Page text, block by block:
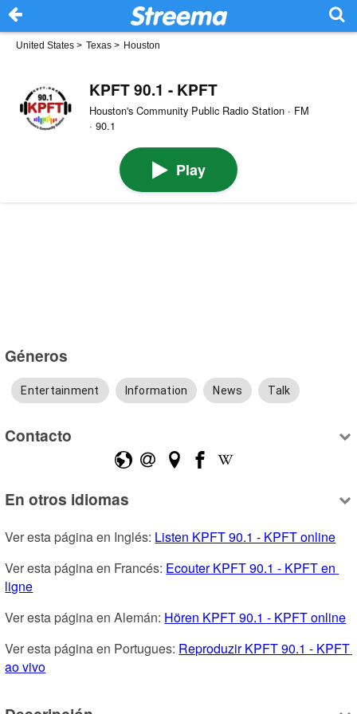
United States > Texas > Houston
KPFT 90.1 - KPFT
Houston's Community Public Radio Station · FM
· 90.1
Play
Géneros
Entertainment Information News Talk
Contacto
En otros idiomas
Ver esta página en Inglés: Listen KPFT 90.1 - KPFT online
Ver esta página en Francés: Ecouter KPFT 90.1 - KPFT en
ligne
Ver esta página en Alemán: Hören KPFT 90.1 - KPFT online
Ver esta página en Portugues: Reproduzir KPFT 90.1 - KPFT
ao vivo